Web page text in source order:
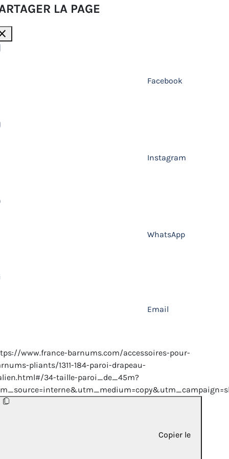
LA PAGE
Facebook
Instagram
WhatsApp
Email
www.france-barnums.com/accessoires-pour-
pliants/1311-184-paroi-drapeau-
34-taille-paroi_de_45m?
Copier le